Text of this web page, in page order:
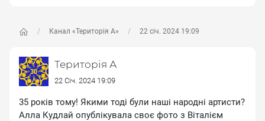
Канал «Територія А» 22 січ. 2024 19:09
Територія А
22 Січ. 2024 19:09
35 років тому! Якими тоді були наші народні артисти?
Алла Кудлай опублікувала своє фото з Віталієм
l/UC6oZi0YxLFCfZfg0wLBDOrw, з метою його
підписників.
Переходьте за посиланнями в дописах для
предмет допису.